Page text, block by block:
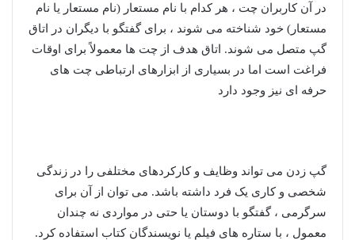
در آن کاربران چت ، هر کدام با نام مستعار (نام مستعار یا نام
مستعار) خود شناخته می شوند ، برای گفتگو با دیگران در اتاق
گپ متصل می شوند. اتاق هدف از چت ها معمولاً برای اوقات
فراغت است اما در بسیاری از ابزارهای ارتباطی چت های
حرفه ای نیز وجود دارد
گپ زدن می تواند وظایف و کارکردهای مختلفی را در زندگی
شخصی و کاری یک فرد داشته باشد. می توان از آن برای
سرگرمی ، گفتگو با دوستان یا حتی در مواردی نه چندان
معمول ، با ستاره های فیلم یا نویسندگان کتاب استفاده کرد.